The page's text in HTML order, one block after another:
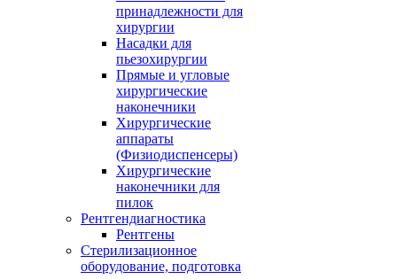
принадлежности для
хирургии
Насадки для
пьезохирургии
Прямые и угловые
хирургические
наконечники
Хирургические
аппараты
(Физиодиспенсеры)
Хирургические
наконечники для
пилок
Рентгендиагностика
Рентгены
Стерилизационное
оборудование, подготовка